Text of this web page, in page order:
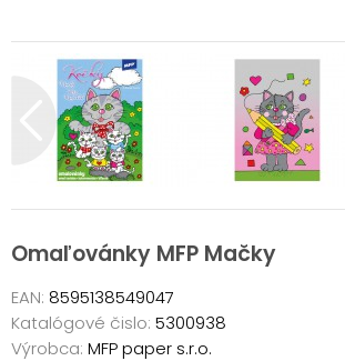
Omaľovánky MFP Mačky
EAN: 8595138549047
Katalógové čislo: 5300938
Výrobca: MFP paper s.r.o.